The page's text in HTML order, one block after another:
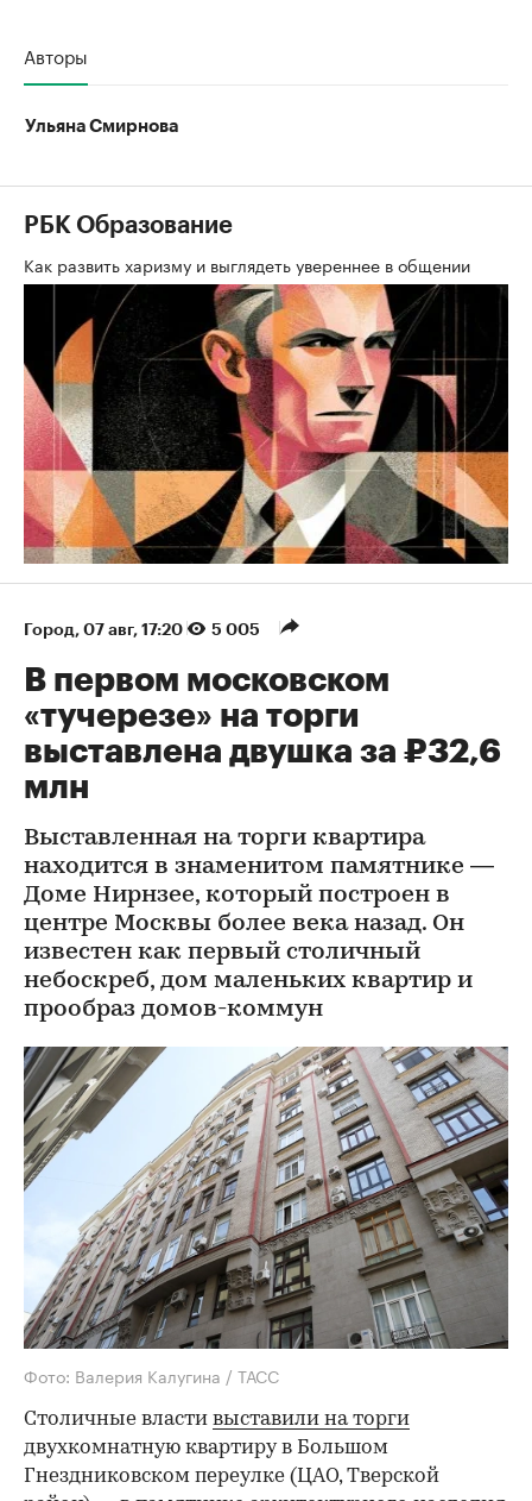
Авторы
Ульяна Смирнова
РБК Образование
Как развить харизму и выглядеть увереннее в общении
Город⁠, 07 авг, 17:20 5 005
В первом московском
«тучерезе» на торги
выставлена двушка за ₽32,6
млн
Выставленная на торги квартира
находится в знаменитом памятнике —
Доме Нирнзее, который построен в
центре Москвы более века назад. Он
известен как первый столичный
небоскреб, дом маленьких квартир и
прообраз домов-коммун
Фото: Валерия Калугина / ТАСС
Столичные власти выставили на торги
двухкомнатную квартиру в Большом
Гнездниковском переулке (ЦАО, Тверской